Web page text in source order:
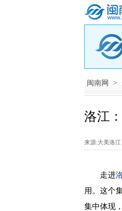
闽南网 >
洛江
来源:大美洛江
走进
用。这个
集中体现